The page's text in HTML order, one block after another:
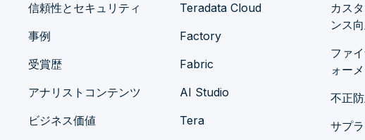
信頼性とセキュリティ
事例
受賞歴
アナリストコンテンツ
ビジネス価値
Teradata Cloud
Factory
Fabric
AI Studio
Tera
カス
ンス
ファ
ォー
不正
サプ